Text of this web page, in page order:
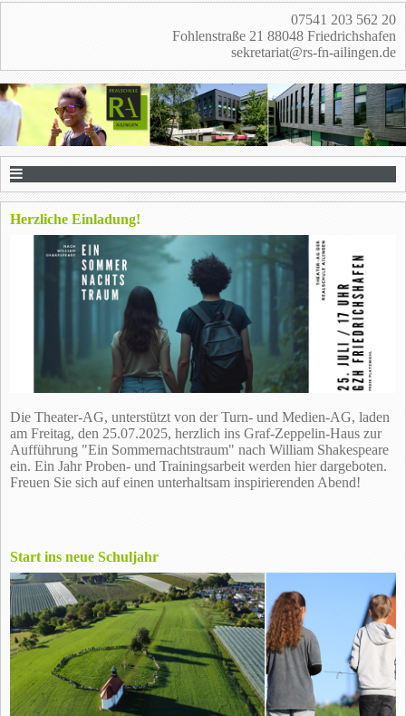
07541 203 562 20
Fohlenstraße 21 88048 Friedrichshafen
sekretariat@rs-fn-ailingen.de
Herzliche Einladung!
Die Theater-AG, unterstützt von der Turn- und Medien-AG, laden
am Freitag, den 25.07.2025, herzlich ins Graf-Zeppelin-Haus zur
Aufführung "Ein Sommernachtstraum" nach William Shakespeare
ein. Ein Jahr Proben- und Trainingsarbeit werden hier dargeboten.
Freuen Sie sich auf einen unterhaltsam inspirierenden Abend!
Start ins neue Schuljahr